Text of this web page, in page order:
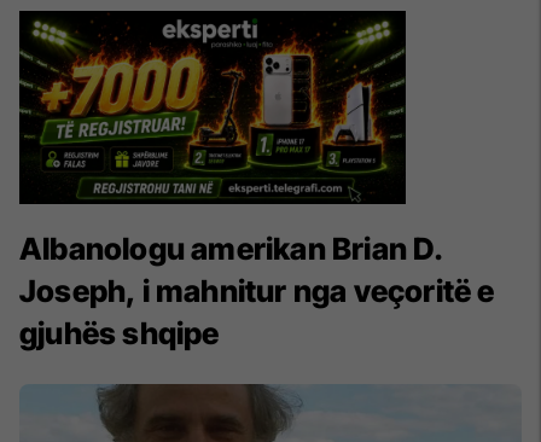
Albanologu amerikan Brian D.
Joseph, i mahnitur nga veçoritë e
gjuhës shqipe